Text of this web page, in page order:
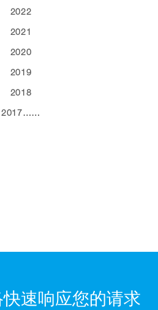
2022
2021
2020
2019
2018
2017……
速响应您的请求